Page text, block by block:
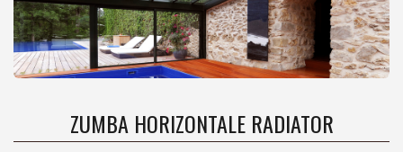
ZUMBA HORIZONTALE RADIATOR